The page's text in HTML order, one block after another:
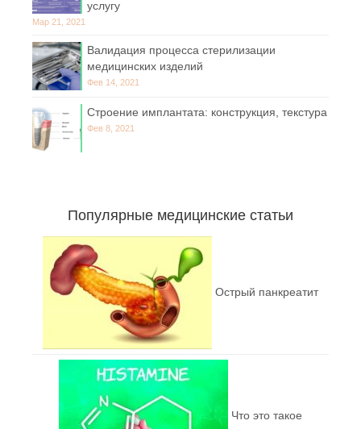
услугу
Мар 21, 2021
Валидация процесса стерилизации
медицинских изделий
Фев 14, 2021
Строение имплантата: конструкция, текстура
Фев 8, 2021
Популярные медицинские статьи
Острый панкреатит
Что это такое